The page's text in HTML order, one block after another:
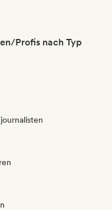
Profis nach Typ